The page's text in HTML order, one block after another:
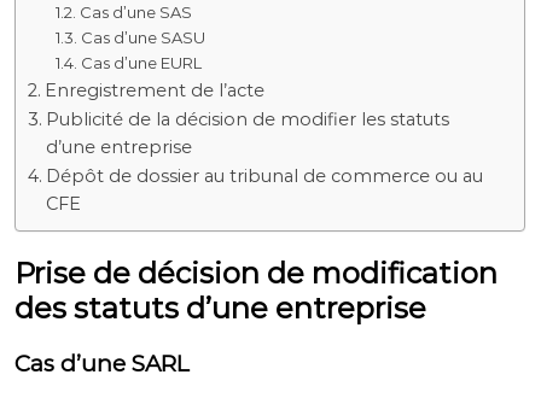
Cas d’une SAS
Cas d’une SASU
Cas d’une EURL
Enregistrement de l’acte
Publicité de la décision de modifier les statuts
d’une entreprise
Dépôt de dossier au tribunal de commerce ou au
CFE
Prise de décision de modification
des statuts d’une entreprise
Cas d’une SARL